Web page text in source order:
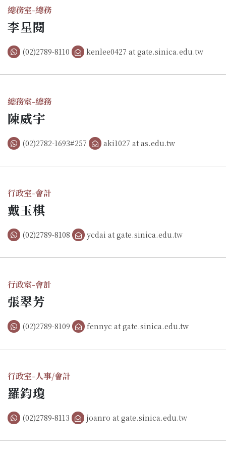
總務室-總務
李星閱
(02)2789-8110 kenlee0427 at gate.sinica.edu.tw
總務室-總務
陳威宇
(02)2782-1693#257 aki1027 at as.edu.tw
行政室-會計
戴玉棋
(02)2789-8108 ycdai at gate.sinica.edu.tw
行政室-會計
張翠芳
(02)2789-8109 fennyc at gate.sinica.edu.tw
行政室-人事/會計
羅鈞瓊
(02)2789-8113 joanro at gate.sinica.edu.tw